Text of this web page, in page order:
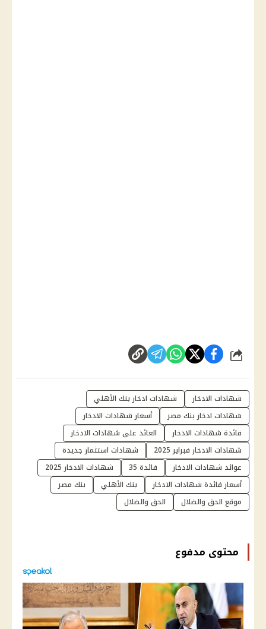
شارك
شهادات الادخار
شهادات ادخار بنك الأهلي
شهادات ادخار بنك مصر
أسعار شهادات الادخار
فائدة شهادات الادخار
العائد على شهادات الادخار
شهادات الادخار فبراير 2025
شهادات استثمار جديدة
عوائد شهادات الادخار
فائدة 35
شهادات الادخار 2025
أسعار فائدة شهادات الادخار
بنك الأهلي
بنك مصر
موقع الحق والضلال
الحق والضلال
محتوى مدفوع